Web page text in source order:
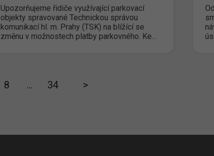
Upozorňujeme řidiče využívající parkovací
objekty spravované Technickou správou
komunikací hl. m. Prahy (TSK) na blížící se
změnu v možnostech platby parkovného. Ke…
8 … 34 >